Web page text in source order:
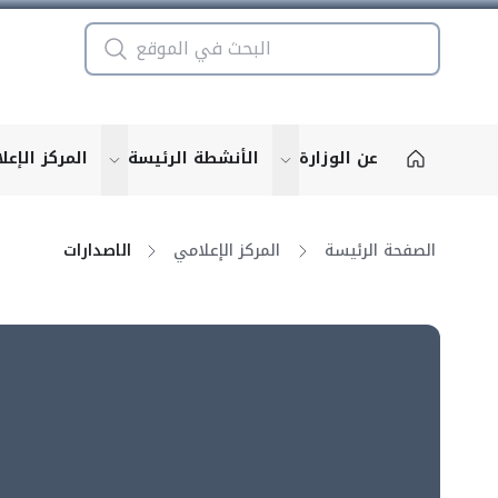
عن الوزارة show submenu for "More"
الأنشطة الرئيسة for "More"
المركز
الصفحة الرئيسة المركز الإعلامي الاصدارات